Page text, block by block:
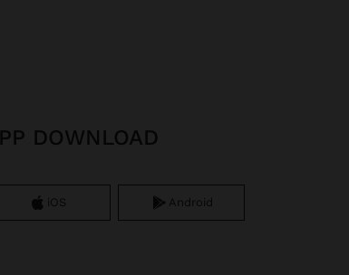
APP DOWNLOAD
iOS Android